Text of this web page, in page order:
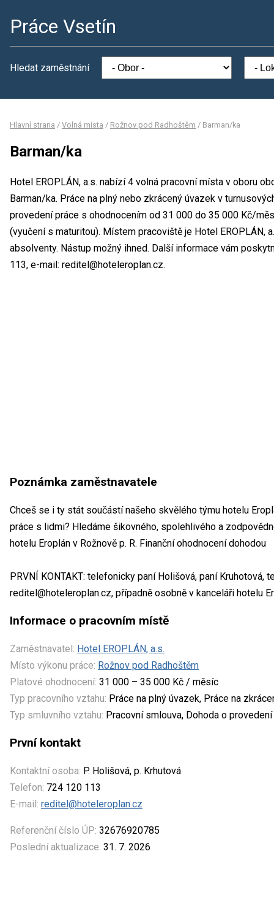
Práce Vsetín
Hledat zaměstnání
Hlavní strana / Volná místa / Rožnov pod Radhoštěm / Barman/ka
Barman/ka
Hotel EROPLÁN, a.s. nabízí 4 volná pracovní místa v oboru
Barman/ka. Práce na plný nebo zkrácený úvazek v
provedení práce s ohodnocením od 31 000 do 35 000 Kč/
(vyučení s maturitou). Místem pracoviště je Hotel EROPLÁN,
absolventy. Nástup možný ihned. Další informace vám
113, e-mail: reditel@hoteleroplan.cz.
Poznámka zaměstnavatele
Chceš se i ty stát součástí našeho skvělého týmu hotelu
práce s lidmi? Hledáme šikovného, spolehlivého a
hotelu Eroplán v Rožnově p. R. Finanční ohodnocení dohodou
PRVNÍ KONTAKT: telefonicky paní Holišová, paní Kruhotová,
reditel@hoteleroplan.cz, případně osobně v kanceláři hotelu
Informace o pracovním místě
Zaměstnavatel: Hotel EROPLÁN, a.s.
Místo výkonu práce: Rožnov pod Radhoštěm
Platové ohodnocení: 31 000 – 35 000 Kč / měsíc
Typ pracovního vztahu: Práce na plný úvazek, Práce na
Typ smluvního vztahu: Pracovní smlouva, Dohoda o
První kontakt
Kontaktní osoba: P. Holišová, p. Krhutová
Telefon: 724 120 113
E-mail: reditel@hoteleroplan.cz
Referenční číslo ÚP: 32676920785
Poslední aktualizace: 31. 7. 2026